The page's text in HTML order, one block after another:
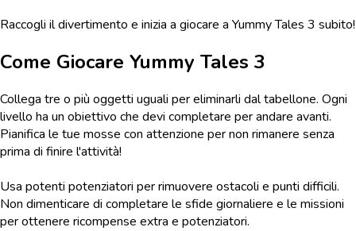
Raccogli il divertimento e inizia a giocare a Yummy Tales 3 subito!
Come Giocare Yummy Tales 3
Collega tre o più oggetti uguali per eliminarli dal tabellone. Ogni
livello ha un obiettivo che devi completare per andare avanti.
Pianifica le tue mosse con attenzione per non rimanere senza
prima di finire l'attività!
Usa potenti potenziatori per rimuovere ostacoli e punti difficili.
Non dimenticare di completare le sfide giornaliere e le missioni
per ottenere ricompense extra e potenziatori.